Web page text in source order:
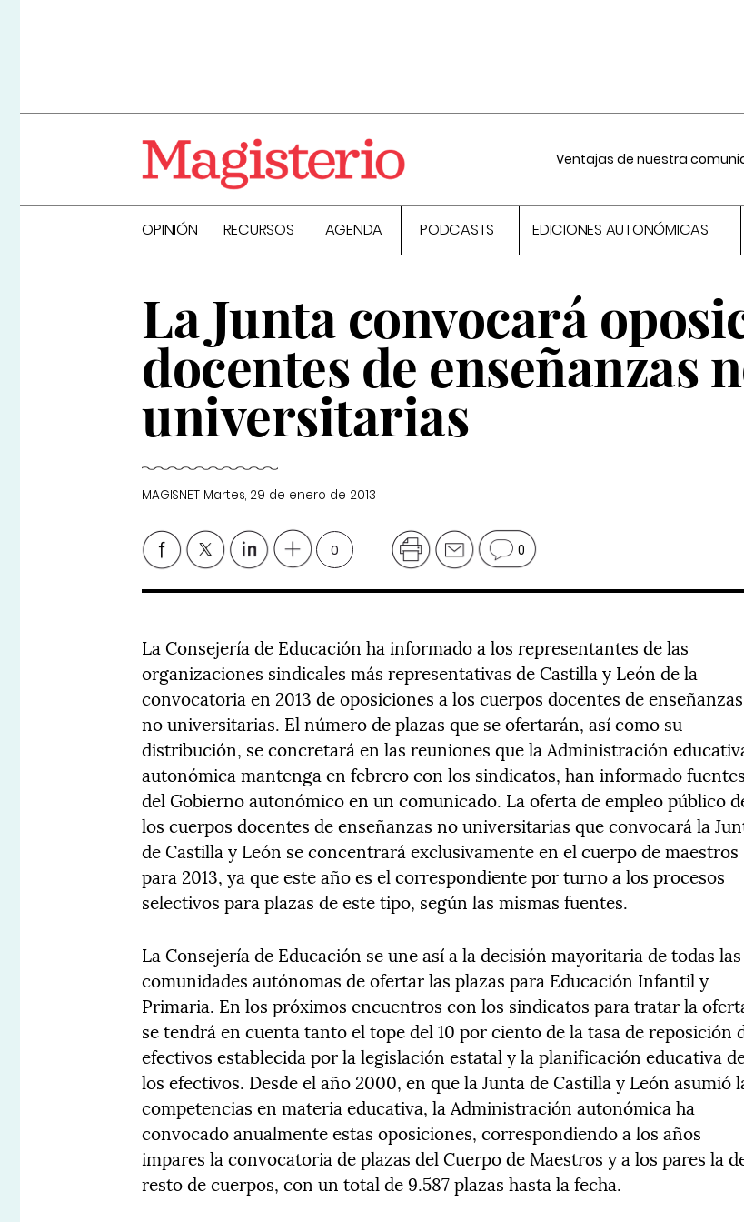
Ventajas de nuestra
OPINIÓN RECURSOS AGENDA PODCASTS EDICIONES AUTONÓMICAS
La Junta convocará
docentes de enseñanzas
universitarias
MAGISNET Martes, 29 de enero de 2013
0 0
La Consejería de Educación ha informado a los representantes de las
organizaciones sindicales más representativas de Castilla y León de la
convocatoria en 2013 de oposiciones a los cuerpos docentes de enseñanzas
no universitarias. El número de plazas que se ofertarán, así como su
distribución, se concretará en las reuniones que la Administración
autonómica mantenga en febrero con los sindicatos, han informado fuentes
del Gobierno autonómico en un comunicado. La oferta de empleo público
los cuerpos docentes de enseñanzas no universitarias que convocará la
de Castilla y León se concentrará exclusivamente en el cuerpo de maestros
para 2013, ya que este año es el correspondiente por turno a los procesos
selectivos para plazas de este tipo, según las mismas fuentes.
La Consejería de Educación se une así a la decisión mayoritaria de todas las
comunidades autónomas de ofertar las plazas para Educación Infantil y
Primaria. En los próximos encuentros con los sindicatos para tratar la
se tendrá en cuenta tanto el tope del 10 por ciento de la tasa de reposición
efectivos establecida por la legislación estatal y la planificación educativa
los efectivos. Desde el año 2000, en que la Junta de Castilla y León asumió
competencias en materia educativa, la Administración autonómica ha
convocado anualmente estas oposiciones, correspondiendo a los años
impares la convocatoria de plazas del Cuerpo de Maestros y a los pares la
resto de cuerpos, con un total de 9.587 plazas hasta la fecha.